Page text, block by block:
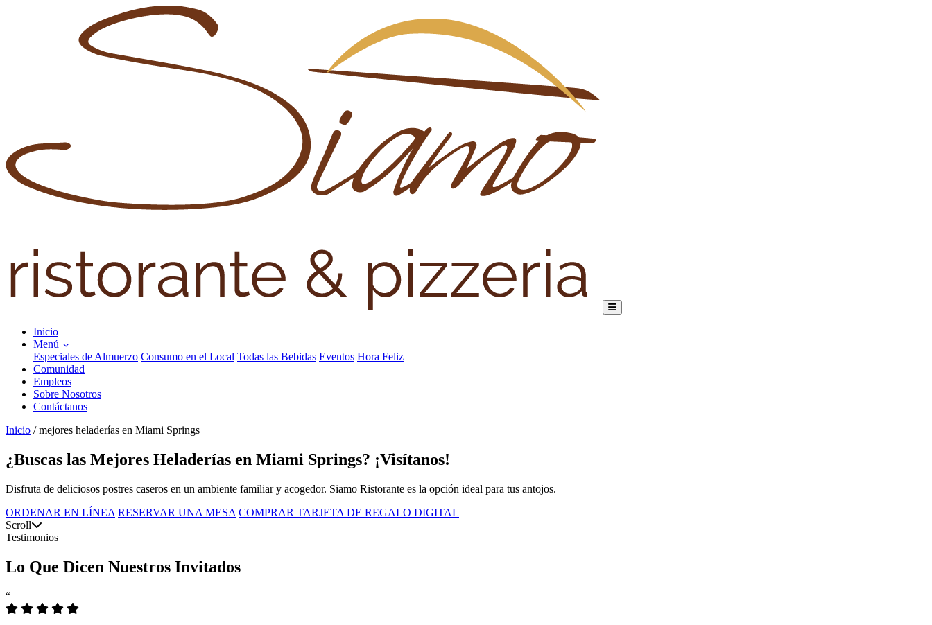
Inicio
Menú
Especiales de Almuerzo Consumo en el Local Todas las Bebidas Eventos Hora Feliz
Comunidad
Empleos
Sobre Nosotros
Contáctanos
Inicio / mejores heladerías en Miami Springs
¿Buscas las Mejores Heladerías en Miami Springs? ¡Visítanos!
Disfruta de deliciosos postres caseros en un ambiente familiar y acogedor. Siamo Ristorante es la opción ideal para tus antojos.
ORDENAR EN LÍNEA RESERVAR UNA MESA COMPRAR TARJETA DE REGALO DIGITAL
Scroll
Testimonios
Lo Que Dicen Nuestros Invitados
“